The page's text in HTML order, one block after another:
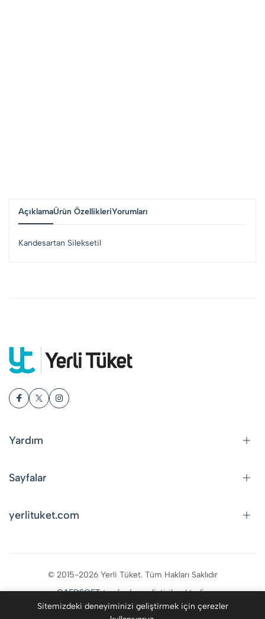
AçıklamaÜrün ÖzellikleriYorumları
Kandesartan Sileksetil
Yardım
Sayfalar
yerlituket.com
© 2015-2026 Yerli Tüket. Tüm Hakları Saklıdır
CAFDSOFTtarafından geliştirilmektedir.
Sitemizdeki deneyiminizi geliştirmek için çerezler